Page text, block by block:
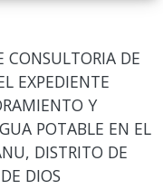
CONSULTORIA DE
EXPEDIENTE
Y
POTABLE EN EL
DISTRITO DE
DIOS